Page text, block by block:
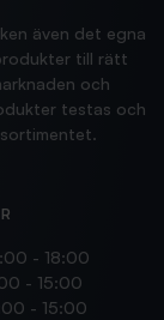
även det egna
till rätt
och
testas och
- 18:00
- 15:00
- 15:00